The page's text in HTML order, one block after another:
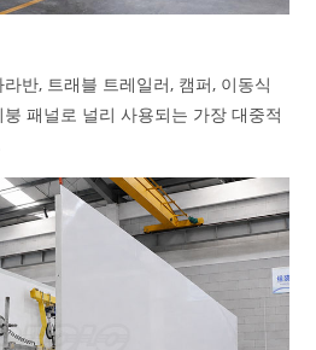
반, 트래블 트레일러, 캠퍼, 이동식
패널로 널리 사용되는 가장 대중적